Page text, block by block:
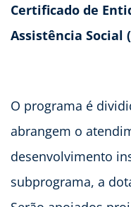
Certificado de
Assistência Social
O programa é
abrangem o
desenvolvimento
subprograma, a